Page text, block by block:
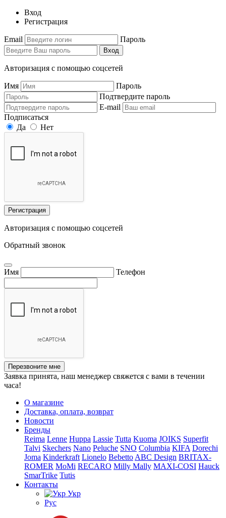
Вход
Регистрация
Email Пароль
Вход
Авторизация с помощью соцсетей
Имя
Пароль
Подтвердите пароль
E-mail
Подписаться
Да
Нет
Регистрация
Авторизация с помощью соцсетей
Обратный звонок
Имя Телефон
Перезвоните мне
Заявка принята, наш менеджер свяжется с вами в течении
часа!
О магазине
Доставка, оплата, возврат
Новости
Бренды
Reima Lenne Huppa Lassie Tutta Kuoma JOIKS Superfit
Talvi Skechers Nano Peluche SNO Columbia KIFA Dorechi
Joma Kinderkraft Lionelo Bebetto ABC Design BRITAX-
ROMER MoMi RECARO Milly Mally MAXI-COSI Hauck
SmarTrike Tutis
Контакты
Укр
Рус